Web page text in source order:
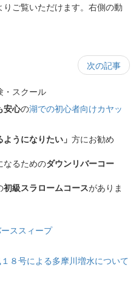
ご覧いただけます。右側の動
次の記事
・スクール
安心の湖での初心者向けカヤッ
ようになりたい」 方にお勧め
なるためのダウンリバーコー
初級スラロームコースがありま
ーススィープ
８号による多摩川増水について